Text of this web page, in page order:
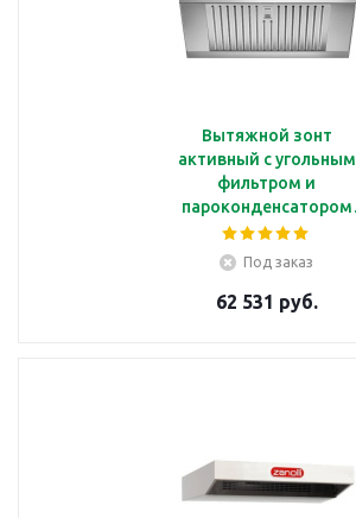
Вытяжной зонт
активный с угольным
фильтром и
пароконденсатором
для печи Alfa43 Smeg
K43X
Под заказ
62 531 руб.